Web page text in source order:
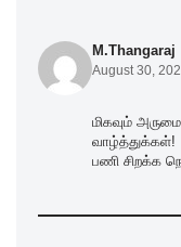
M.Thangaraj
August 30,
மிகவும்
வாழ்த்துக்கள்!
பணி சிறக்க